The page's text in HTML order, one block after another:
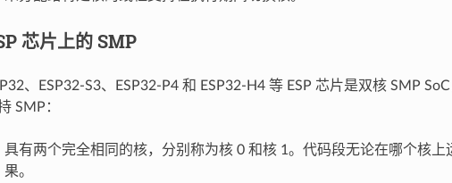
芯片上的 SMP
、ESP32-S3、ESP32-P4 和 ESP32-H4 等 ESP 芯片是双核 SMP
SMP：
具有两个完全相同的核，分别称为核 0 和核 1。代码段无论在哪个核上
果。